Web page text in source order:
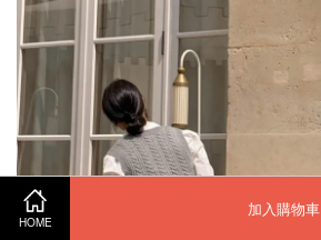
HOME
加入購物車